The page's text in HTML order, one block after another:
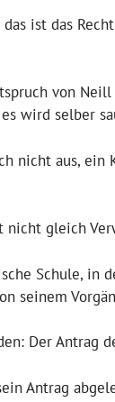
das ist das
von
wird selber
nicht aus,
gleich
Schule, in
seinem
Der Antrag
Antrag